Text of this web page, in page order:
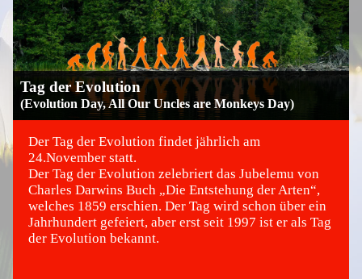
Tag der Evolution
(Evolution Day, All Our Uncles are Monkeys Day)
©
Der Tag der Evolution findet jährlich am
24.November statt.
Der Tag der Evolution zelebriert das Jubelemu von
Charles Darwins Buch „Die Entstehung der Arten“,
welches 1859 erschien. Der Tag wird schon über ein
Jahrhundert gefeiert, aber erst seit 1997 ist er als Tag
der Evolution bekannt.